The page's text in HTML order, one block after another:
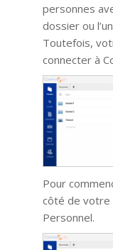
personnes
dossier ou
Toutefois,
connecter à
Pour
côté de votre
Personnel.